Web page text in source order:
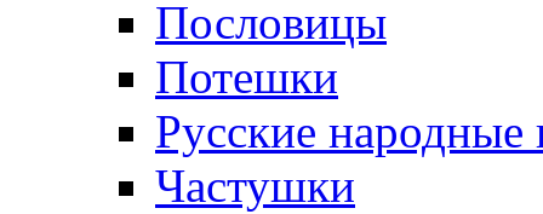
Пословицы
Потешки
Русские народные
Частушки